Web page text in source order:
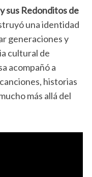
sus Redonditos de
una identidad
generaciones y
cultural de
acompañó a
historias
más allá del